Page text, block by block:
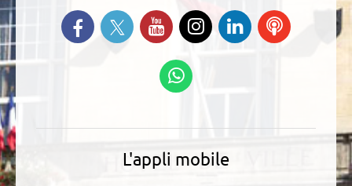
Retrouvez-nous sur Facebook
Suivez-nous sur Twitter
Suivez-nous sur YouTube
Suivez-nous sur
Instagram
Retrouvez-
nous sur
Ecoutez
L'appli mobile